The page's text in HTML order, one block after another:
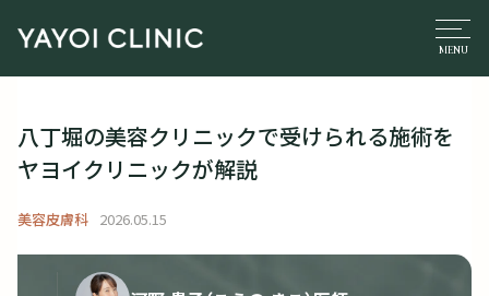
八丁堀の美容クリニックで受けられる施術を
ヤヨイクリニックが解説
美容皮膚科 2026.05.15